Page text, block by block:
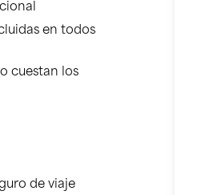
en todos
cuestan los
de viaje